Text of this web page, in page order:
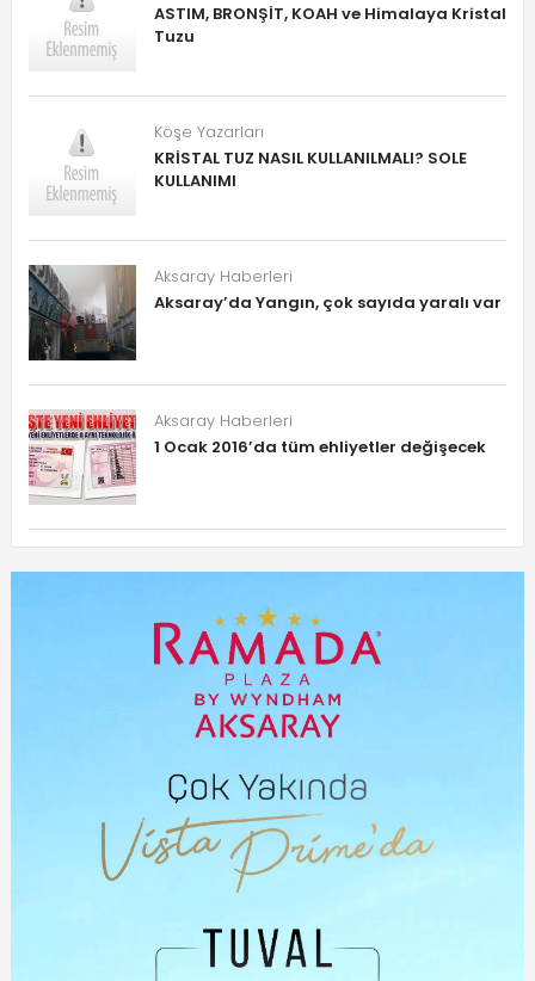
ASTIM, BRONŞİT, KOAH ve Himalaya Kristal
Tuzu
Köşe Yazarları
KRİSTAL TUZ NASIL KULLANILMALI? SOLE
KULLANIMI
Aksaray Haberleri
Aksaray’da Yangın, çok sayıda yaralı var
Aksaray Haberleri
1 Ocak 2016’da tüm ehliyetler değişecek